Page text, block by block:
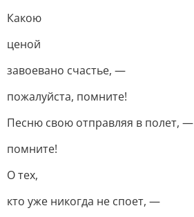
Какою
ценой
завоевано счастье, —
пожалуйста, помните!
Песню свою отправляя в полет, —
помните!
О тех,
кто уже никогда не споет, —